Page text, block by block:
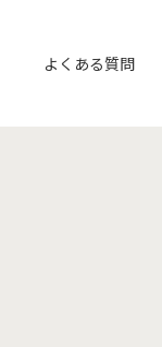
よくある質問